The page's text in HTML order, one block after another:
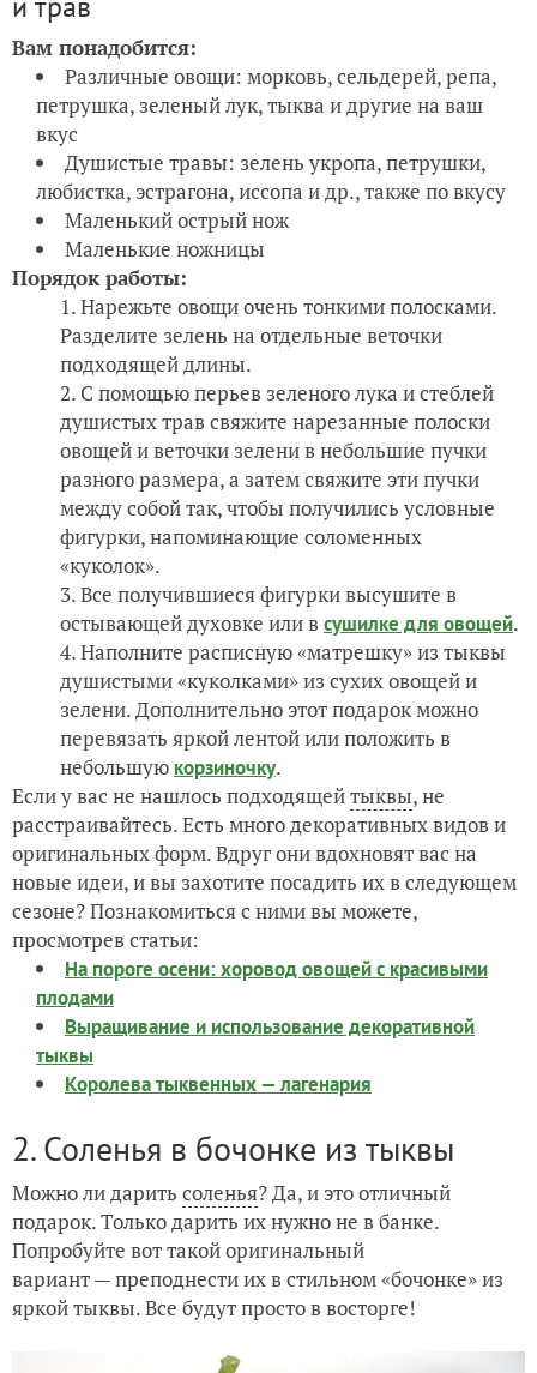
Вам понадобится:
Различные овощи: морковь, сельдерей, репа,
петрушка, зеленый лук, тыква и другие на ваш
вкус
Душистые травы: зелень укропа, петрушки,
любистка, эстрагона, иссопа и др., также по вкусу
Маленький острый нож
Маленькие ножницы
Порядок работы:
Нарежьте овощи очень тонкими полосками.
Разделите зелень на отдельные веточки
подходящей длины.
С помощью перьев зеленого лука и стеблей
душистых трав свяжите нарезанные полоски
овощей и веточки зелени в небольшие пучки
разного размера, а затем свяжите эти пучки
между собой так, чтобы получились условные
фигурки, напоминающие соломенных
«куколок».
Все получившиеся фигурки высушите в
остывающей духовке или всушилке для овощей.
Наполните расписную «матрешку» из тыквы
душистыми «куколками» из сухих овощей и
зелени. Дополнительно этот подарок можно
перевязать яркой лентой или положить в
небольшую корзиночку.
Если у вас не нашлось подходящейтыквы, не
расстраивайтесь. Есть много декоративных видов и
оригинальных форм. Вдруг они вдохновят вас на
новые идеи, и вы захотите посадить их в следующем
сезоне? Познакомиться с ними вы можете,
просмотрев статьи:
На пороге осени: хоровод овощей с красивыми
плодами
Выращивание и использование декоративной
тыквы
Королева тыквенных — лагенария
2. Соленья в бочонке из тыквы
Можно ли дарить соленья? Да, и это отличный
подарок. Только дарить их нужно не в банке.
Попробуйте вот такой оригинальный
вариант — преподнести их в стильном «бочонке» из
яркой тыквы. Все будут просто в восторге!